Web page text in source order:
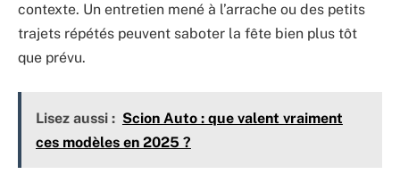
contexte. Un entretien mené à l’arrache ou des petits
trajets répétés peuvent saboter la fête bien plus tôt
que prévu.
Lisez aussi : Scion Auto : que valent vraiment
ces modèles en 2025 ?